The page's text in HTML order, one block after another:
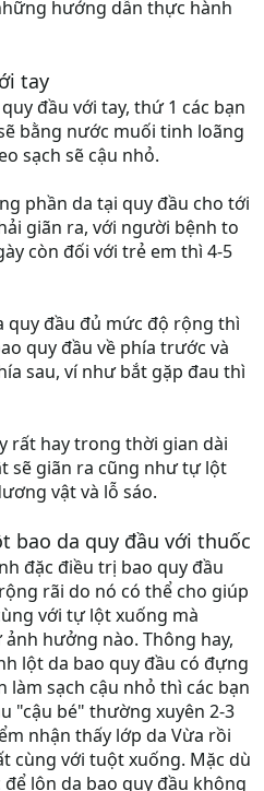
hướng dẫn thực hành
tay
đầu với tay, thứ 1 các bạn
bằng nước muối tinh loãng
sạch sẽ cậu nhỏ.
phần da tại quy đầu cho tới
giãn ra, với người bệnh to
còn đối với trẻ em thì 4-5
quy đầu đủ mức độ rộng thì
quy đầu về phía trước và
sau, ví như bắt gặp đau thì
rất hay trong thời gian dài
sẽ giãn ra cũng như tự lột
vật và lỗ sáo.
bao da quy đầu với thuốc
đặc điều trị bao quy đầu
rãi do nó có thể cho giúp
với tự lột xuống mà
hưởng nào. Thông hay,
lột da bao quy đầu có đựng
sạch cậu nhỏ thì các bạn
"cậu bé" thường xuyên 2-3
nhận thấy lớp da Vừa rồi
cùng với tuột xuống. Mặc dù
lộn da bao quy đầu không